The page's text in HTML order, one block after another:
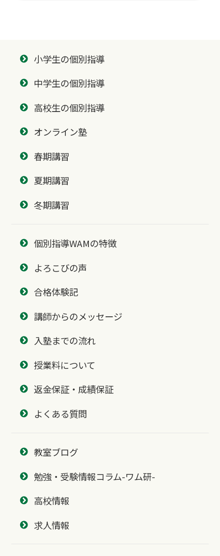
小学生の個別指導
中学生の個別指導
高校生の個別指導
オンライン塾
春期講習
夏期講習
冬期講習
個別指導WAMの特徴
よろこびの声
合格体験記
講師からのメッセージ
入塾までの流れ
授業料について
返金保証・成績保証
よくある質問
教室ブログ
勉強・受験情報コラム-ワム研-
高校情報
求人情報